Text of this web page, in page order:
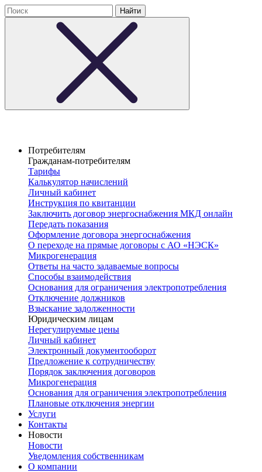
Потребителям
Гражданам-потребителям
Тарифы
Калькулятор начислений
Личный кабинет
Инструкция по квитанции
Заключить договор энергоснабжения МКД онлайн
Передать показания
Оформление договора энергоснабжения
О переходе на прямые договоры с АО «НЭСК»
Микрогенерация
Ответы на часто задаваемые вопросы
Способы взаимодействия
Основания для ограничения электропотребления
Отключение должников
Взыскание задолженности
Юридическим лицам
Нерегулируемые цены
Личный кабинет
Электронный документооборот
Предложение к сотрудничеству
Порядок заключения договоров
Микрогенерация
Основания для ограничения электропотребления
Плановые отключения энергии
Услуги
Контакты
Новости
Новости
Уведомления собственникам
О компании